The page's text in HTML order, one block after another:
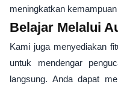
meningkatkan
Belajar Melalui
Kami juga menyediakan
untuk mendengar
langsung. Anda dapat